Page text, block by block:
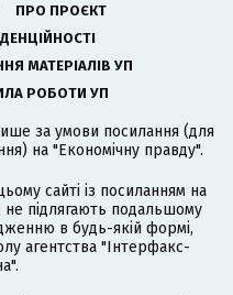
ПРО ПРОЄКТ
МАТЕРІАЛІВ УП
РОБОТИ УП
за умови посилання (для
на "Економічну правду".
сайті із посиланням на
не підлягають подальшому
в будь-якій формі,
агентства "Інтерфакс-